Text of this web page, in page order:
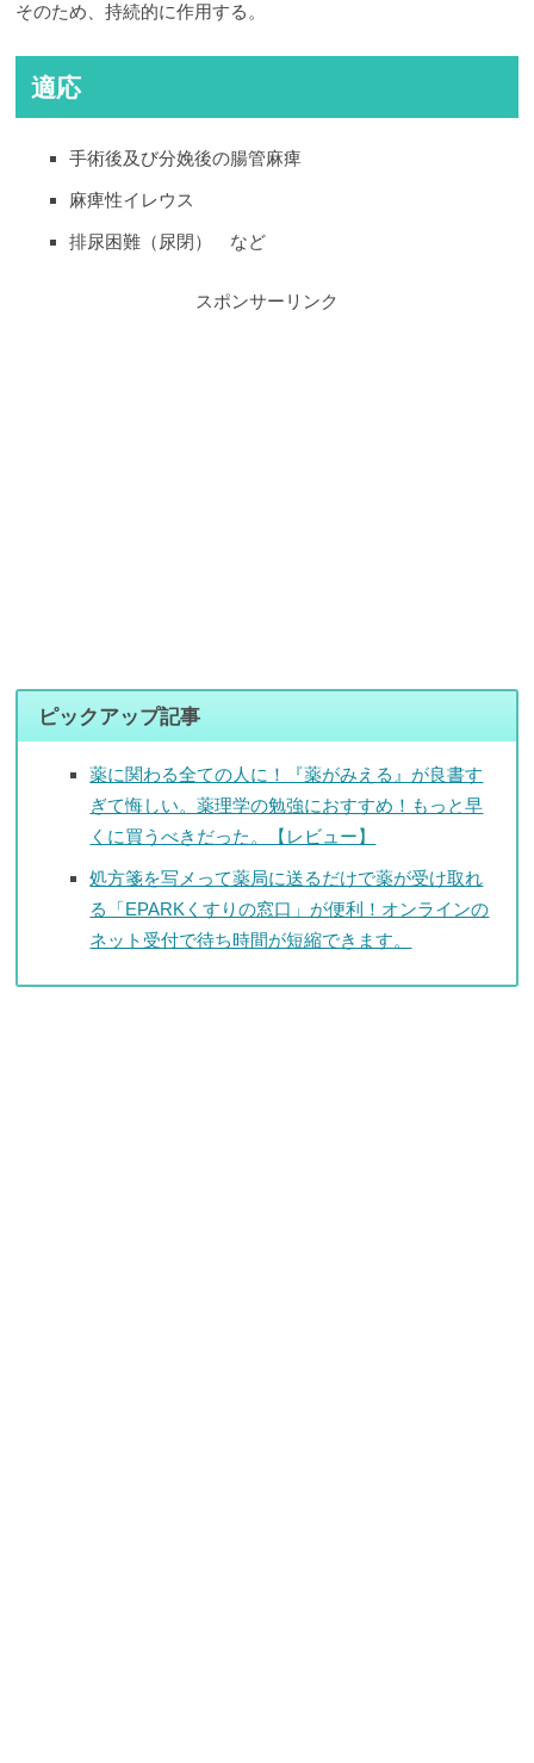
そのため、持続的に作用する。
適応
手術後及び分娩後の腸管麻痺
麻痺性イレウス
排尿困難（尿閉） など
スポンサーリンク
ピックアップ記事
薬に関わる全ての人に！『薬がみえる』が良書す
ぎて悔しい。薬理学の勉強におすすめ！もっと早
くに買うべきだった。【レビュー】
処方箋を写メって薬局に送るだけで薬が受け取れ
る「EPARKくすりの窓口」が便利！オンラインの
ネット受付で待ち時間が短縮できます。